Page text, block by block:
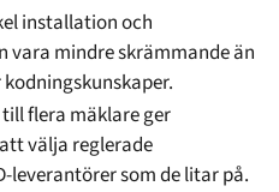
installation och
vara mindre skrämmande än
flera mäklare ger
välja reglerade
leverantörer som de litar på.